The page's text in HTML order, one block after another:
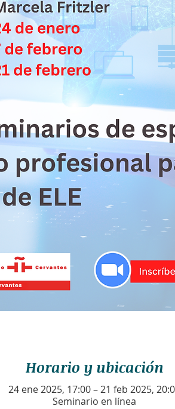
Horario y ubicación
24 ene 2025, 17:00 – 21 feb 2025,
Seminario en línea